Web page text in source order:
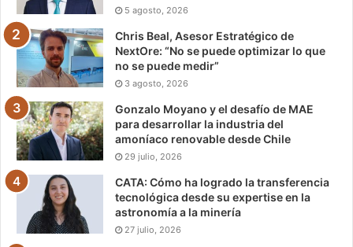
5 agosto, 2026
Chris Beal, Asesor Estratégico de
NextOre: “No se puede optimizar lo que
no se puede medir”
3 agosto, 2026
Gonzalo Moyano y el desafío de MAE
para desarrollar la industria del
amoníaco renovable desde Chile
29 julio, 2026
CATA: Cómo ha logrado la transferencia
tecnológica desde su expertise en la
astronomía a la minería
27 julio, 2026